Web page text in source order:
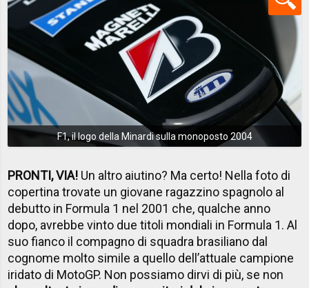
F1, il logo della Minardi sulla monoposto 2004
PRONTI, VIA! Un altro aiutino? Ma certo! Nella foto di
copertina trovate un giovane ragazzino spagnolo al
debutto in Formula 1 nel 2001 che, qualche anno
dopo, avrebbe vinto due titoli mondiali in Formula 1. Al
suo fianco il compagno di squadra brasiliano dal
cognome molto simile a quello dell’attuale campione
iridato di MotoGP. Non possiamo dirvi di più, se non